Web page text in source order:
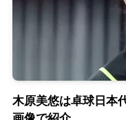
木原美悠は卓球日本